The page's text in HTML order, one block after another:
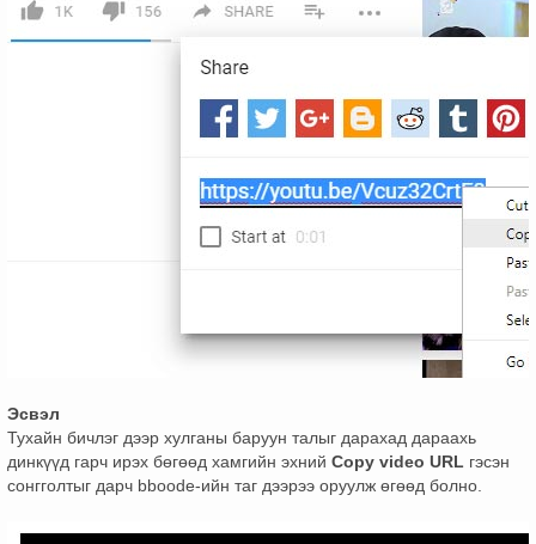
Эсвэл
Тухайн бичлэг дээр хулганы баруун талыг дарахад дараахь
динкүүд гарч ирэх бөгөөд хамгийн эхний Copy video URL гэсэн
сонгголтыг дарч bboode-ийн таг дээрээ оруулж өгөөд болно.